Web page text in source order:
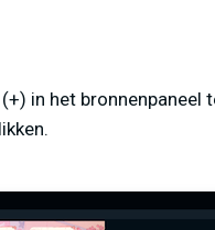
in het bronnenpaneel